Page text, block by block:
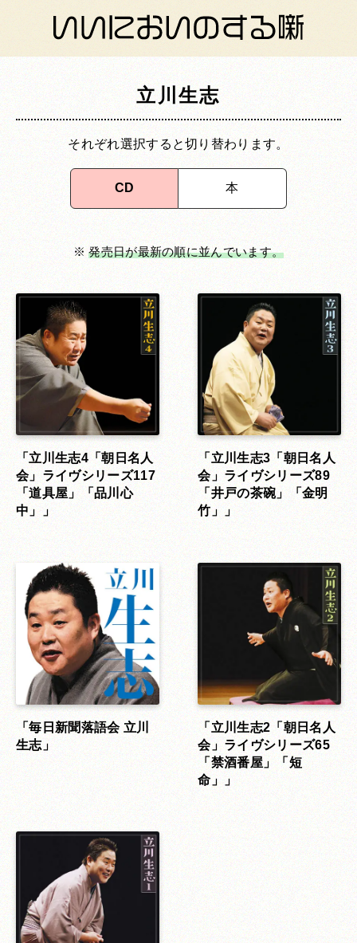
立川生志
それぞれ選択すると切り替わります。
CD 本
※発売日が最新の順に並んでいます。
「立川生志4「朝日名人
会」ライヴシリーズ117
「道具屋」「品川心
中」」
「立川生志3「朝日名人
会」ライヴシリーズ89
「井戸の茶碗」「金明
竹」」
「毎日新聞落語会 立川
生志」
「立川生志2「朝日名人
会」ライヴシリーズ65
「禁酒番屋」「短
命」」